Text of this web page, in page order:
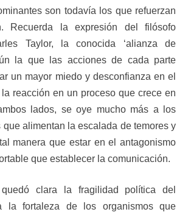
son todavía los que refuerzan
Recuerda la expresión del filósofo
Taylor, la conocida ‘alianza de
la que las acciones de cada parte
un mayor miedo y desconfianza en el
reacción en un proceso que crece en
lados, se oye mucho más a los
que alimentan la escalada de temores y
manera que estar en el antagonismo
que establecer la comunicación.
clara la fragilidad política del
la fortaleza de los organismos que